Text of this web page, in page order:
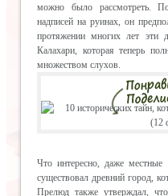
можно было рассмотреть.
надписей на руинах, он
протяжении многих лет эти
Калахари, которая теперь
множеством слухов.
Что интересно, даже местные
существовал древний город,
Прелюд также утверждал,